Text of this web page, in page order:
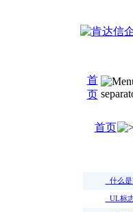
首
页
首页
什么
UL标